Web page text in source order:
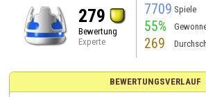
279
Bewertung
Experte
7709 Spiele
55%
269
BEWERTUNGSVERLAUF